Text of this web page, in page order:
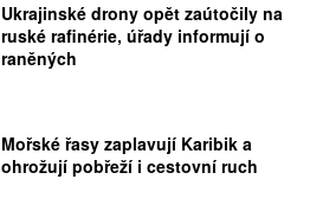
Ukrajinské drony opět zaútočily na
ruské rafinérie, úřady informují o
raněných
Mořské řasy zaplavují Karibik a
ohrožují pobřeží i cestovní ruch